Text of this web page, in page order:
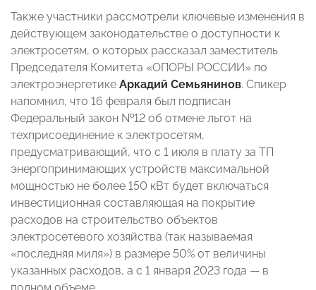
Также участники рассмотрели ключевые изменения в
действующем законодательстве о доступности к
электросетям, о которых рассказал заместитель
Председателя Комитета «ОПОРЫ РОССИИ» по
электроэнергетике Аркадий Семьянинов. Спикер
напомнил, что 16 февраля был подписан
Федеральный закон №12 об отмене льгот на
техприсоединение к электросетям,
предусматривающий, что с 1 июля в плату за ТП
энергопринимающих устройств максимальной
мощностью не более 150 кВт будет включаться
инвестиционная составляющая на покрытие
расходов на строительство объектов
электросетевого хозяйства (так называемая
«последняя миля») в размере 50% от величины
указанных расходов, а с 1 января 2023 года — в